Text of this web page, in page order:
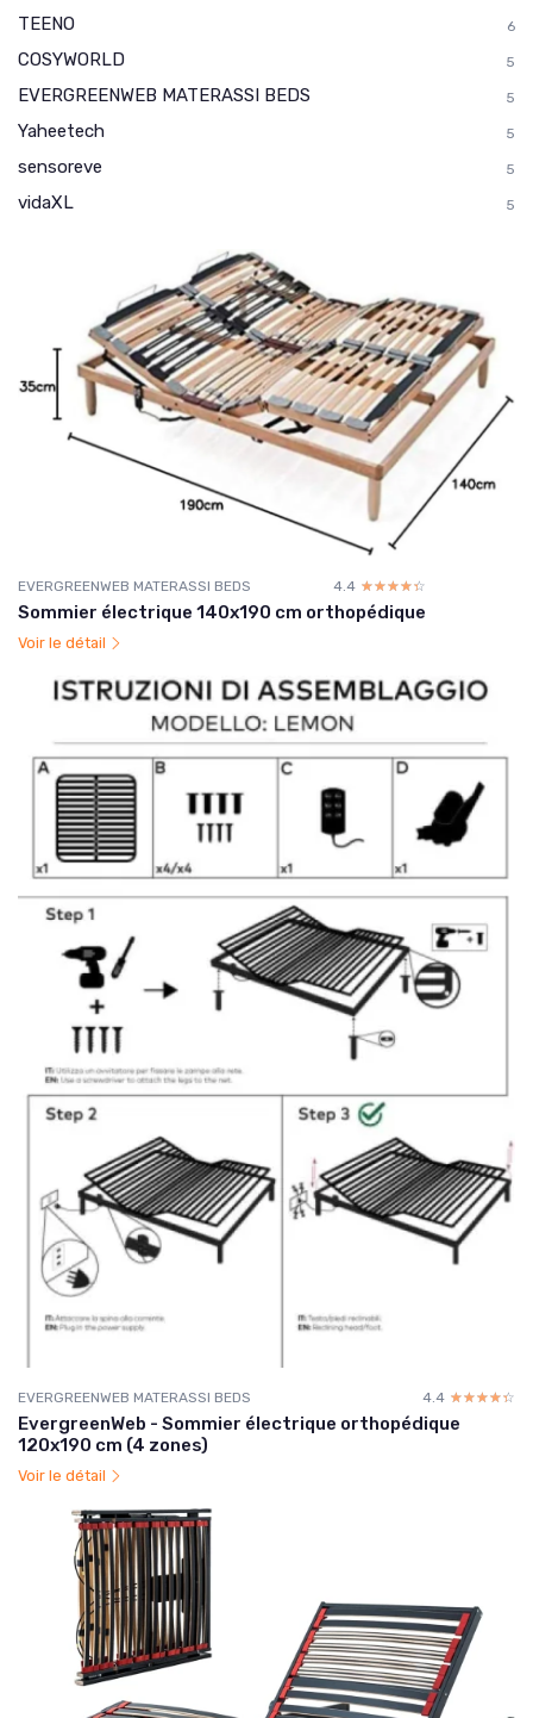
TEENO 6
COSYWORLD 5
EVERGREENWEB MATERASSI BEDS 5
Yaheetech 5
sensoreve 5
vidaXL 5
EVERGREENWEB MATERASSI BEDS 4.4 ☆☆☆☆☆
★★★★★
Sommier électrique 140x190 cm orthopédique
Voir le détail
EVERGREENWEB MATERASSI BEDS 4.4 ☆☆☆☆☆
★★★★★
EvergreenWeb - Sommier électrique orthopédique
120x190 cm (4 zones)
Voir le détail